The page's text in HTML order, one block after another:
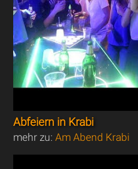
Abfeiern in Krabi
mehr zu:Am Abend Krabi